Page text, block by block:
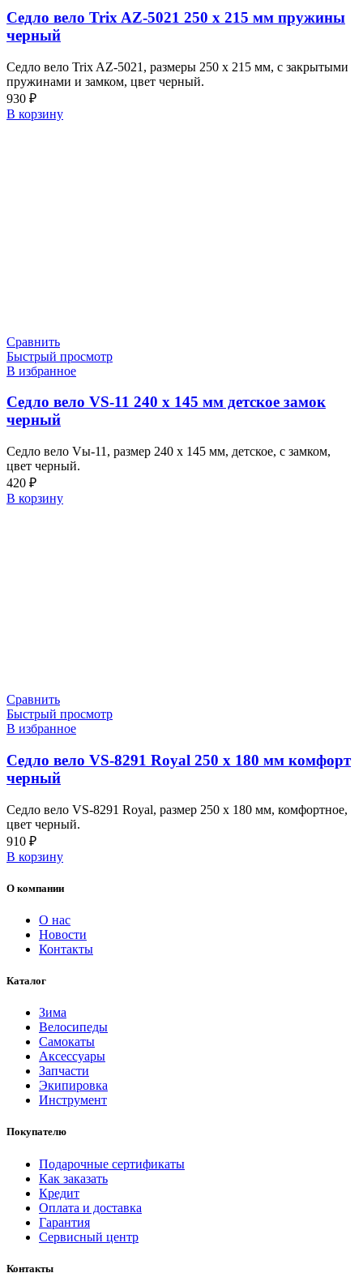
Седло вело Trix AZ-5021 250 x 215 мм пружины
черный
Седло вело Trix AZ-5021, размеры 250 x 215 мм, с закрытыми
пружинами и замком, цвет черный.
930 ₽
В корзину
Сравнить
Быстрый просмотр
В избранное
Седло вело VS-11 240 х 145 мм детское замок
черный
Седло вело Vы-11, размер 240 х 145 мм, детское, с замком,
цвет черный.
420 ₽
В корзину
Сравнить
Быстрый просмотр
В избранное
Седло вело VS-8291 Royal 250 х 180 мм комфорт
черный
Седло вело VS-8291 Royal, размер 250 х 180 мм, комфортное,
цвет черный.
910 ₽
В корзину
О компании
О нас
Новости
Контакты
Каталог
Зима
Велосипеды
Самокаты
Аксессуары
Запчасти
Экипировка
Инструмент
Покупателю
Подарочные сертификаты
Как заказать
Кредит
Оплата и доставка
Гарантия
Сервисный центр
Контакты